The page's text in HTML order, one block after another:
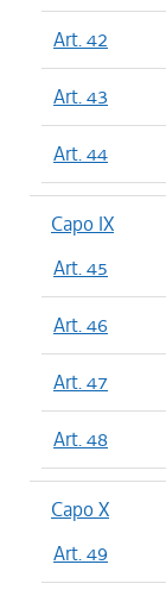
Art. 42
Art. 43
Art. 44
Capo IX
Art. 45
Art. 46
Art. 47
Art. 48
Capo X
Art. 49